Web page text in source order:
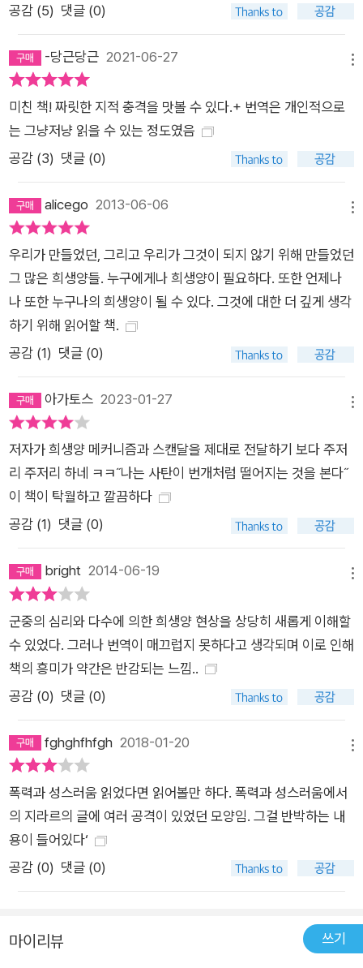
공감 (5) 댓글 (0)
-당근당근 2021-06-27
미친 책! 짜릿한 지적 충격을 맛볼 수 있다.+ 번역은 개인적으로
는 그냥저냥 읽을 수 있는 정도였음
공감 (3) 댓글 (0)
alicego 2013-06-06
우리가 만들었던, 그리고 우리가 그것이 되지 않기 위해 만들었던
그 많은 희생양들. 누구에게나 희생양이 필요하다. 또한 언제나
나 또한 누구나의 희생양이 될 수 있다. 그것에 대한 더 깊게 생각
하기 위해 읽어할 책.
공감 (1) 댓글 (0)
아가토스 2023-01-27
저자가 희생양 메커니즘과 스캔달을 제대로 전달하기 보다 주저
리 주저리 하네 ㅋㅋ˝나는 사탄이 번개처럼 떨어지는 것을 본다˝
이 책이 탁월하고 깔끔하다
공감 (1) 댓글 (0)
bright 2014-06-19
군중의 심리와 다수에 의한 희생양 현상을 상당히 새롭게 이해할
수 있었다. 그러나 번역이 매끄럽지 못하다고 생각되며 이로 인해
책의 흥미가 약간은 반감되는 느낌..
공감 (0) 댓글 (0)
fghghfhfgh 2018-01-20
폭력과 성스러움 읽었다면 읽어볼만 하다. 폭력과 성스러움에서
의 지라르의 글에 여러 공격이 있었던 모양임. 그걸 반박하는 내
용이 들어있다‘
공감 (0) 댓글 (0)
마이리뷰 쓰기